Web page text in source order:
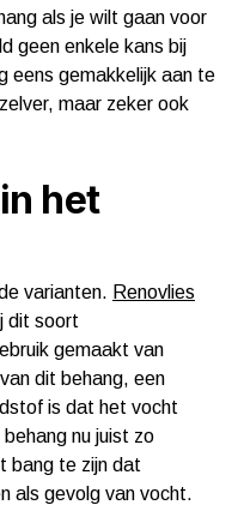
als je wilt gaan voor
geen enkele kans bij
eens gemakkelijk aan te
maar zeker ook
het
varianten. Renovlies
dit soort
gemaakt van
dit behang, een
is dat het vocht
nu juist zo
bang te zijn dat
als gevolg van vocht.